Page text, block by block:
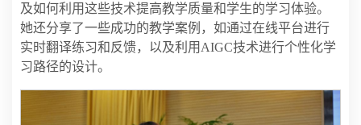
及如何利用这些技术提高教学质量和学生的学习体验。
她还分享了一些成功的教学案例，如通过在线平台进行
实时翻译练习和反馈，以及利用AIGC技术进行个性化学
习路径的设计。